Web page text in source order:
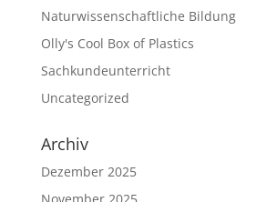
Naturwissenschaftliche Bildung
Olly's Cool Box of Plastics
Sachkundeunterricht
Uncategorized
Archiv
Dezember 2025